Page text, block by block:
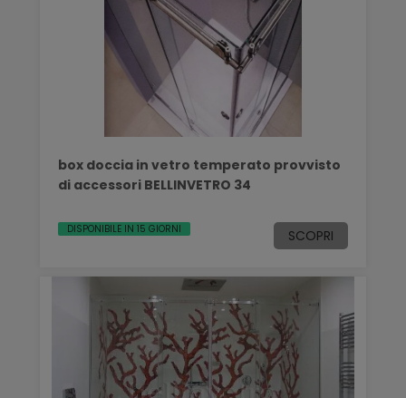
box doccia in vetro temperato provvisto
di accessori BELLINVETRO 34
DISPONIBILE IN 15 GIORNI SCOPRI